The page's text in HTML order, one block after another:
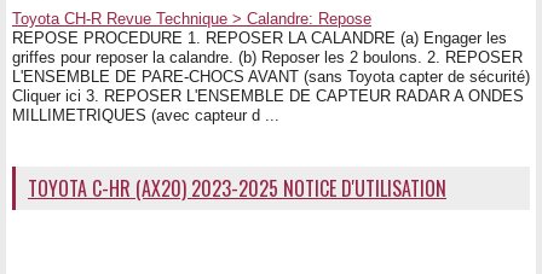
Toyota CH-R Revue Technique > Calandre: Repose
REPOSE PROCEDURE 1. REPOSER LA CALANDRE (a) Engager les
griffes pour reposer la calandre. (b) Reposer les 2 boulons. 2. REPOSER
L'ENSEMBLE DE PARE-CHOCS AVANT (sans Toyota capter de sécurité)
Cliquer ici 3. REPOSER L'ENSEMBLE DE CAPTEUR RADAR A ONDES
MILLIMETRIQUES (avec capteur d ...
TOYOTA C-HR (AX20) 2023-2025 NOTICE D'UTILISATION